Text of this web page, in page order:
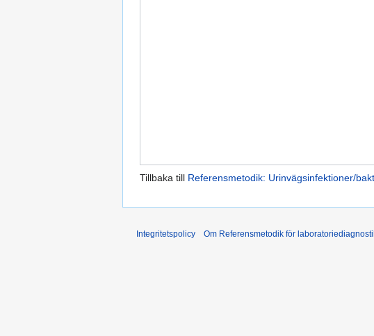
Tillbaka till Referensmetodik: Urinvägsinfektioner/
Integritetspolicy Om Referensmetodik för